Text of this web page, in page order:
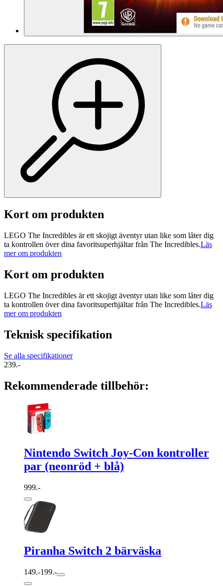
Kort om produkten
LEGO The Incredibles är ett skojigt äventyr utan like som låter dig
ta kontrollen över dina favoritsuperhjältar från The Incredibles.Läs
mer om produkten
Kort om produkten
LEGO The Incredibles är ett skojigt äventyr utan like som låter dig
ta kontrollen över dina favoritsuperhjältar från The Incredibles.Läs
mer om produkten
Teknisk specifikation
Se alla specifikationer
239.-
Rekommenderade tillbehör:
Nintendo Switch Joy-Con kontroller
par (neonröd + blå)
999.-
Piranha Switch 2 bärväska
149.-199.-